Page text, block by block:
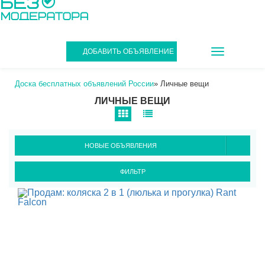
ДОБАВИТЬ ОБЪЯВЛЕНИЕ
TOGGLE
Доска бесплатных объявлений России» Личные вещи
ЛИЧНЫЕ ВЕЩИ
НОВЫЕ ОБЪЯВЛЕНИЯ
ФИЛЬТР